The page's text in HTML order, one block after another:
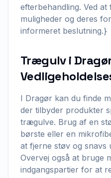
efterbehandling. Ved
muligheder og deres
informeret beslutning.}
Trægulv i
I Dragør kan du finde
der tilbyder produkter
trægulve. Brug af en
børste eller en
at fjerne støv og snavs
Overvej også at bruge
indgangspartier for at